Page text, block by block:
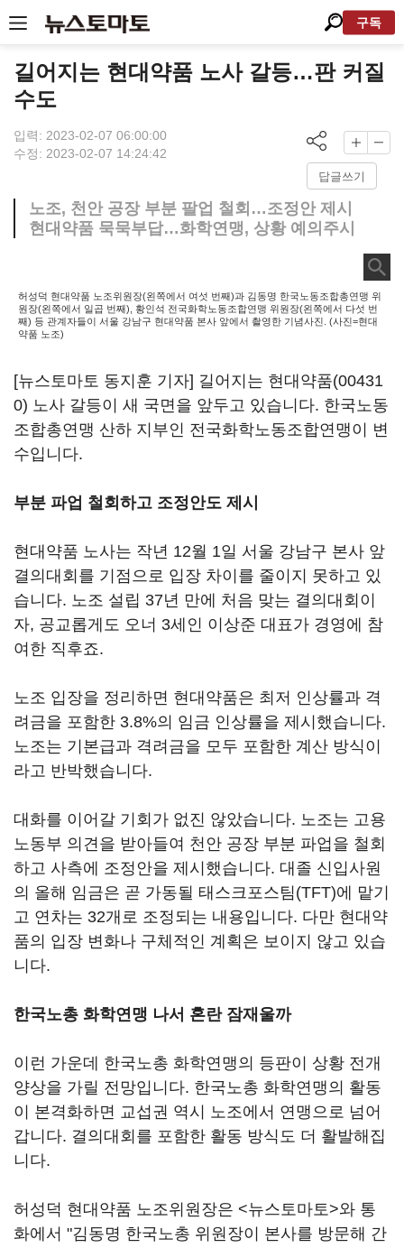
구독
길어지는 현대약품 노사 갈등…판 커질
수도
입력: 2023-02-07 06:00:00
수정: 2023-02-07 14:24:42
답글쓰기
노조, 천안 공장 부분 팔업 철회…조정안 제시
현대약품 묵묵부답…화학연맹, 상황 예의주시
허성덕 현대약품 노조위원장(왼쪽에서 여섯 번째)과 김동명 한국노동조합총연맹 위
원장(왼쪽에서 일곱 번째), 황인석 전국화학노동조합연맹 위원장(왼쪽에서 다섯 번
째) 등 관계자들이 서울 강남구 현대약품 본사 앞에서 촬영한 기념사진. (사진=현대
약품 노조)
[뉴스토마토 동지훈 기자] 길어지는 현대약품(00431
0) 노사 갈등이 새 국면을 앞두고 있습니다. 한국노동
조합총연맹 산하 지부인 전국화학노동조합연맹이 변
수입니다.
부분 파업 철회하고 조정안도 제시
현대약품 노사는 작년 12월 1일 서울 강남구 본사 앞
결의대회를 기점으로 입장 차이를 줄이지 못하고 있
습니다. 노조 설립 37년 만에 처음 맞는 결의대회이
자, 공교롭게도 오너 3세인 이상준 대표가 경영에 참
여한 직후죠.
노조 입장을 정리하면 현대약품은 최저 인상률과 격
려금을 포함한 3.8%의 임금 인상률을 제시했습니다.
노조는 기본급과 격려금을 모두 포함한 계산 방식이
라고 반박했습니다.
대화를 이어갈 기회가 없진 않았습니다. 노조는 고용
노동부 의견을 받아들여 천안 공장 부분 파업을 철회
하고 사측에 조정안을 제시했습니다. 대졸 신입사원
의 올해 임금은 곧 가동될 태스크포스팀(TFT)에 맡기
고 연차는 32개로 조정되는 내용입니다. 다만 현대약
품의 입장 변화나 구체적인 계획은 보이지 않고 있습
니다.
한국노총 화학연맹 나서 혼란 잠재울까
이런 가운데 한국노총 화학연맹의 등판이 상황 전개
양상을 가릴 전망입니다. 한국노총 화학연맹의 활동
이 본격화하면 교섭권 역시 노조에서 연맹으로 넘어
갑니다. 결의대회를 포함한 활동 방식도 더 활발해집
니다.
허성덕 현대약품 노조위원장은 <뉴스토마토>와 통
화에서 "김동명 한국노총 위원장이 본사를 방문해 간